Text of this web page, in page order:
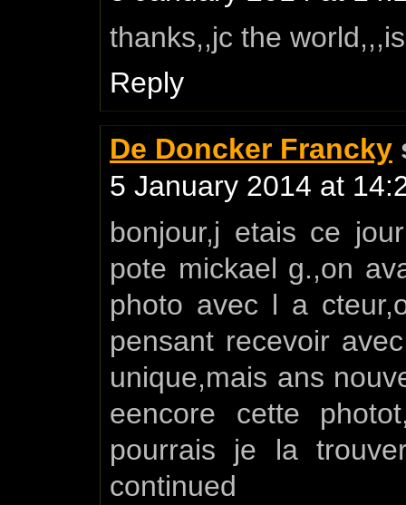
thanks,,jc the
Reply
De Doncker Francky
5 January 2014 at
bonjour,j etais ce
pote mickael g.,on
photo avec l a
pensant recevoir
unique,mais ans
eencore cette
pourrais je la
continued